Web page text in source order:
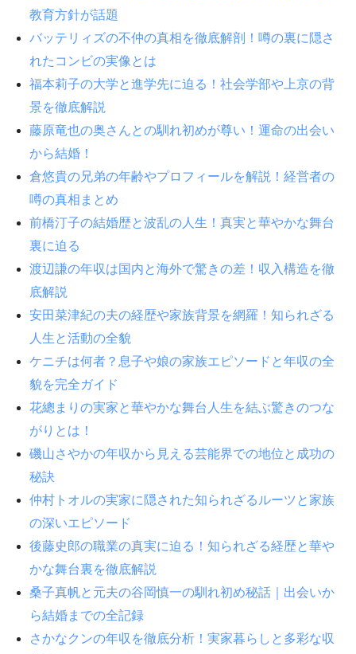
教育方針が話題
バッテリィズの不仲の真相を徹底解剖！噂の裏に隠さ
れたコンビの実像とは
福本莉子の大学と進学先に迫る！社会学部や上京の背
景を徹底解説
藤原竜也の奥さんとの馴れ初めが尊い！運命の出会い
から結婚！
倉悠貴の兄弟の年齢やプロフィールを解説！経営者の
噂の真相まとめ
前橋汀子の結婚歴と波乱の人生！真実と華やかな舞台
裏に迫る
渡辺謙の年収は国内と海外で驚きの差！収入構造を徹
底解説
安田菜津紀の夫の経歴や家族背景を網羅！知られざる
人生と活動の全貌
ケニチは何者？息子や娘の家族エピソードと年収の全
貌を完全ガイド
花總まりの実家と華やかな舞台人生を結ぶ驚きのつな
がりとは！
磯山さやかの年収から見える芸能界での地位と成功の
秘訣
仲村トオルの実家に隠された知られざるルーツと家族
の深いエピソード
後藤史郎の職業の真実に迫る！知られざる経歴と華や
かな舞台裏を徹底解説
桑子真帆と元夫の谷岡慎一の馴れ初め秘話｜出会いか
ら結婚までの全記録
さかなクンの年収を徹底分析！実家暮らしと多彩な収